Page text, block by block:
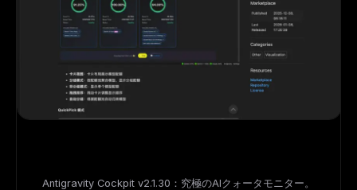
Antigravity Cockpit v2.1.30：究極のAIクォータモニター。